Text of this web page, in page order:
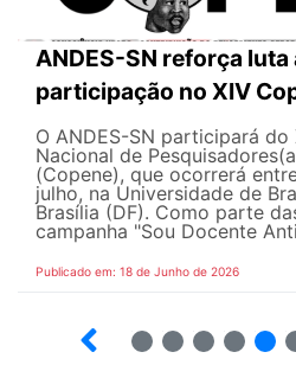
ANDES-SN reforça
participação no XIV
O ANDES-SN participará do
Nacional de
(Copene), que ocorrerá
julho, na Universidade de
Brasília (DF). Como parte
campanha "Sou Docente
Publicado em: 18 de Junho de 2026